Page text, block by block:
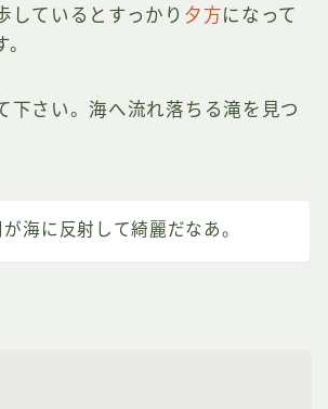
しているとすっかり 夕方になって
下さい。海へ流れ落ちる滝を見つ
が海に反射して綺麗だなあ。